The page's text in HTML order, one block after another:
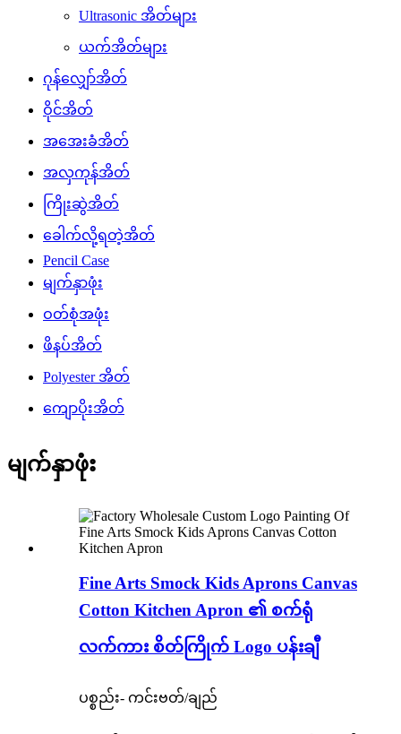
Ultrasonic အိတ်များ
ယက်အိတ်များ
ဂုန်လျှော်အိတ်
ဝိုင်အိတ်
အအေးခံအိတ်
အလှကုန်အိတ်
ကြိုးဆွဲအိတ်
ခေါက်လို့ရတဲ့အိတ်
Pencil Case
မျက်နှာဖုံး
ဝတ်စုံအဖုံး
ဖိနပ်အိတ်
Polyester အိတ်
ကျောပိုးအိတ်
မျက်နှာဖုံး
Fine Arts Smock Kids Aprons Canvas
Cotton Kitchen Apron ၏ စက်ရုံ
လက်ကား စိတ်ကြိုက် Logo ပန်းချီ
ပစ္စည်း- ကင်းဗတ်/ချည်